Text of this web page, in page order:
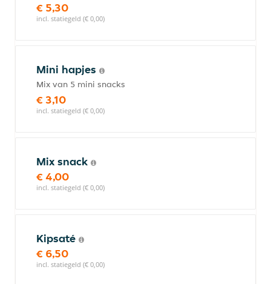
€ 5,30
incl. statiegeld (€ 0,00)
Mini hapjes
Mix van 5 mini snacks
€ 3,10
incl. statiegeld (€ 0,00)
Mix snack
€ 4,00
incl. statiegeld (€ 0,00)
Kipsaté
€ 6,50
incl. statiegeld (€ 0,00)